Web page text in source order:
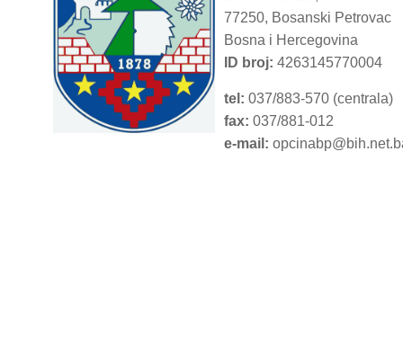
77250, Bosanski Petrovac
Bosna i Hercegovina
ID broj: 4263145770004
tel: 037/883-570 (centrala)
fax: 037/881-012
e-mail: